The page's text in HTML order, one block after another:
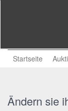
Startseite
Ändern sie